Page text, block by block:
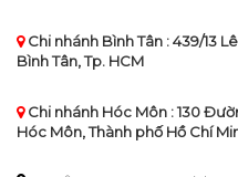
Chi nhánh Bình Tân : 439/13
Bình Tân, Tp. HCM
Chi nhánh Hóc Môn : 130
Hóc Môn, Thành phố Hồ Chí